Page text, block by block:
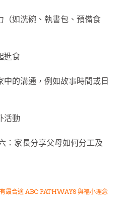
（如洗碗、執書包、預備食
進食
中的溝通，例如故事時間或日
活動
：家長分享父母如何分工及
最合適 ABC PATHWAYS 與褔小理念